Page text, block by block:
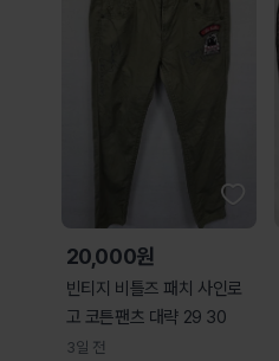
20,000원
빈티지 비틀즈 패치 사인로
고 코튼팬츠 대략 29 30
3일 전